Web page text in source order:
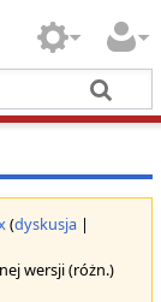
(dyskusja|
wersji (różn.)